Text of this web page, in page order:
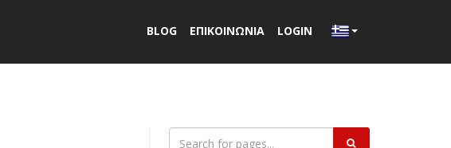
BLOG ΕΠΙΚΟΙΝΩΝΙΑ LOGIN